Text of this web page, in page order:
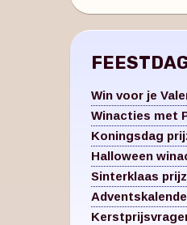
Win voor je
Winacties met
Koningsdag
Halloween
Sinterklaas